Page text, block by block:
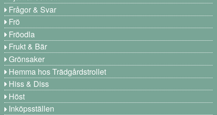
Frågor & Svar
Frö
Fröodla
Frukt & Bär
Grönsaker
Hemma hos Trädgårdstrollet
Hiss & Diss
Höst
Inköpsställen